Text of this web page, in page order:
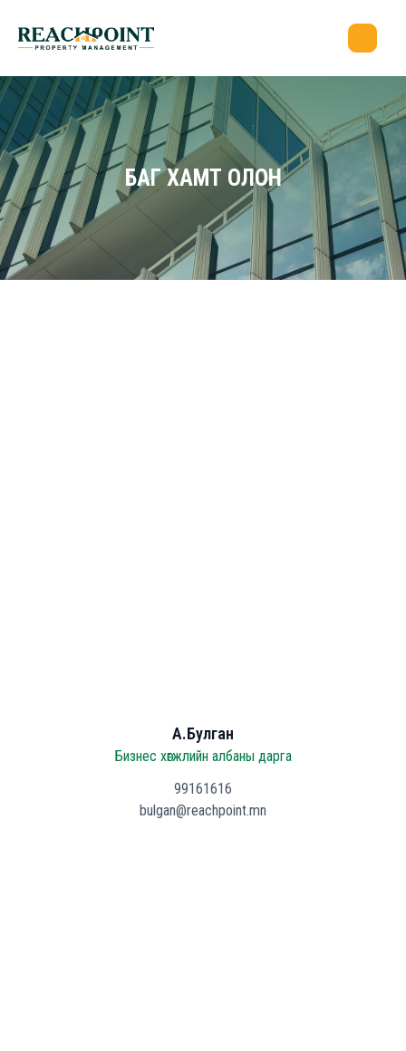
БАГ ХАМТ ОЛОН
А.Булган
Бизнес хөгжлийн албаны дарга
99161616
bulgan@reachpoint.mn